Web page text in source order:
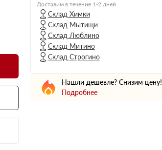
Д Оптима
В Оптима
Д Стандарт
Н Экстра
Для стен
Доставим в течение 1-2 дней
Склад Химки
Склад Мытищи
Склад Люблино
Склад Митино
Склад Строгино
Нашли дешевле? Снизим цену!
Подробнее